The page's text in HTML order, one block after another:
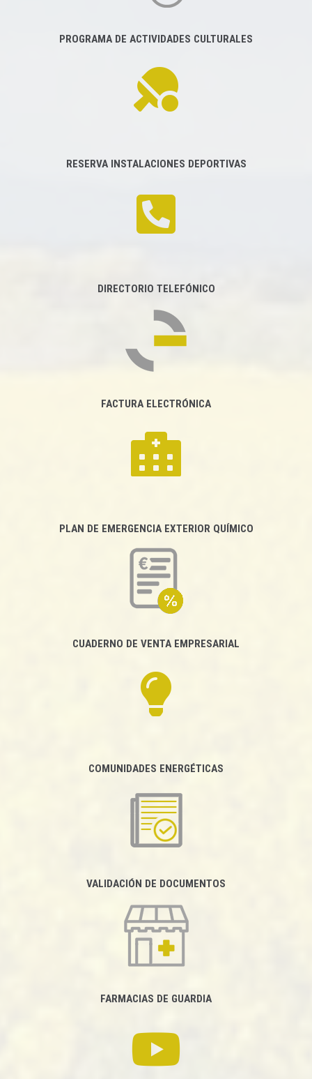
PROGRAMA DE ACTIVIDADES CULTURALES
RESERVA INSTALACIONES DEPORTIVAS
DIRECTORIO TELEFÓNICO
FACTURA ELECTRÓNICA
PLAN DE EMERGENCIA EXTERIOR QUÍMICO
CUADERNO DE VENTA EMPRESARIAL
COMUNIDADES ENERGÉTICAS
VALIDACIÓN DE DOCUMENTOS
FARMACIAS DE GUARDIA